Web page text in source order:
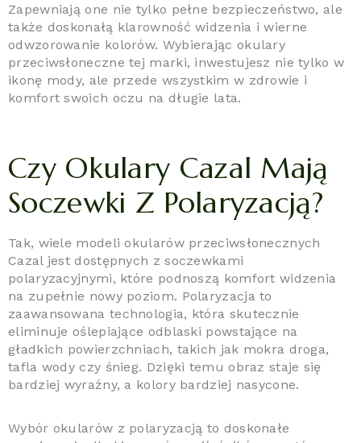
Zapewniają one nie tylko pełne bezpieczeństwo, ale
także doskonałą klarowność widzenia i wierne
odwzorowanie kolorów. Wybierając okulary
przeciwsłoneczne tej marki, inwestujesz nie tylko w
ikonę mody, ale przede wszystkim w zdrowie i
komfort swoich oczu na długie lata.
Czy Okulary Cazal Mają
Soczewki Z Polaryzacją?
Tak, wiele modeli okularów przeciwsłonecznych
Cazal jest dostępnych z soczewkami
polaryzacyjnymi, które podnoszą komfort widzenia
na zupełnie nowy poziom. Polaryzacja to
zaawansowana technologia, która skutecznie
eliminuje oślepiające odblaski powstające na
gładkich powierzchniach, takich jak mokra droga,
tafla wody czy śnieg. Dzięki temu obraz staje się
bardziej wyraźny, a kolory bardziej nasycone.
Wybór okularów z polaryzacją to doskonałe